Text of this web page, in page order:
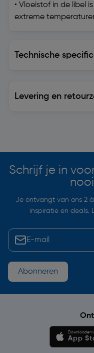
• Vloeistof in de libel
extreme
Technische
Levering en
Schrijf je in
Je ontvangt van ons 2
inspiratie en deals.
Abonneren
Downloaden
App